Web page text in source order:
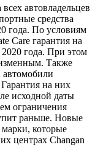
автовладельцев
средства
года. По условиям
Care гарантия на
года. При этом
Также
автомобили
на них
исходной даты
ограничения
раньше. Новые
марки, которые
центрах Changan